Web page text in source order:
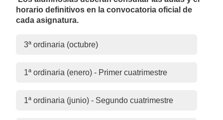
horario definitivos en la convocatoria oficial de
cada asignatura.
3ª ordinaria (octubre)
1ª ordinaria (enero) - Primer cuatrimestre
1ª ordinaria (junio) - Segundo cuatrimestre